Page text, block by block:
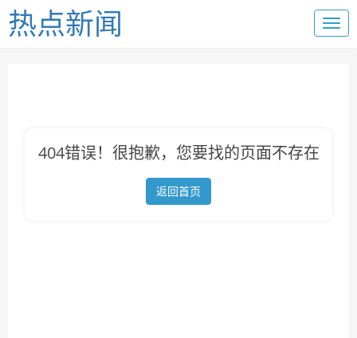
热点新闻
404错误！很抱歉，您要找的页面不存在
返回首页